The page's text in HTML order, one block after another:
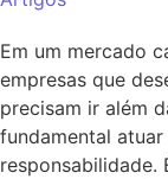
Em um mercado
empresas que
precisam ir além
fundamental
responsabilidade.